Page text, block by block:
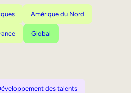
Amérique du Nord
Global
des talents